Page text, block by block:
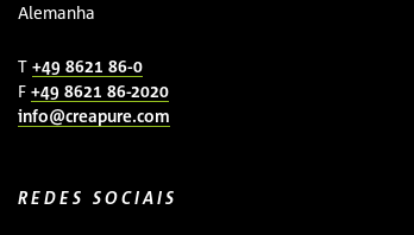
Alemanha
T +49 8621 86-0
F +49 8621 86-2020
info@creapure.com
REDES SOCIAIS